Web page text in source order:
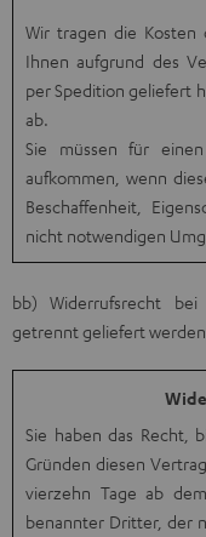
Wir tragen die Kosten
Ihnen aufgrund des
per Spedition geliefert
ab.
Sie müssen für
aufkommen, wenn
Beschaffenheit,
nicht notwendigen
bb) Widerrufsrecht
getrennt geliefert werden
Sie haben das Recht,
Gründen diesen
vierzehn Tage ab
benannter Dritter, der